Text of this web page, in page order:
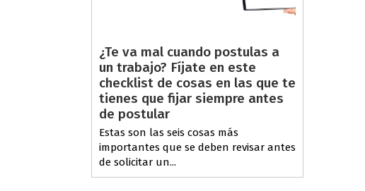
¿Te va mal cuando postulas a
un trabajo? Fíjate en este
checklist de cosas en las que te
tienes que fijar siempre antes
de postular
Estas son las seis cosas más
importantes que se deben revisar antes
de solicitar un...